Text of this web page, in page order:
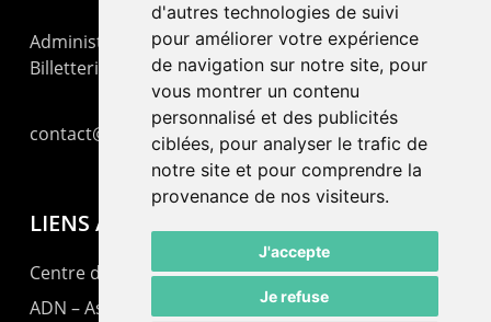
d'autres technologies de suivi
pour améliorer votre expérience
de navigation sur notre site, pour
vous montrer un contenu
personnalisé et des publicités
ciblées, pour analyser le trafic de
notre site et pour comprendre la
provenance de nos visiteurs.
J'accepte
Je refuse
Administration : +41 32 725 03 03
Billetterie : +41 32 725 05 05
contact@lepommier.ch
LIENS AMIS
Centre de culture ABC
ADN – Association Danse Neuchâtel